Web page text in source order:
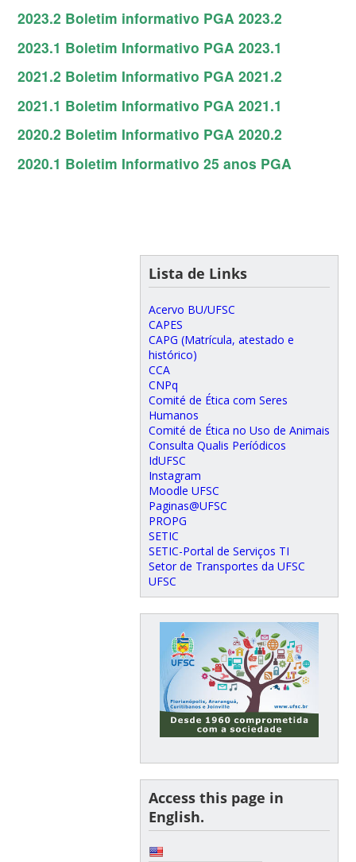
2023.2 Boletim informativo PGA 2023.2
2023.1 Boletim Informativo PGA 2023.1
2021.2 Boletim Informativo PGA 2021.2
2021.1 Boletim Informativo PGA 2021.1
2020.2 Boletim Informativo PGA 2020.2
2020.1 Boletim Informativo 25 anos PGA
Lista de Links
Acervo BU/UFSC
CAPES
CAPG (Matrícula, atestado e
histórico)
CCA
CNPq
Comité de Ética com Seres
Humanos
Comité de Ética no Uso de Animais
Consulta Qualis Períódicos
IdUFSC
Instagram
Moodle UFSC
Paginas@UFSC
PROPG
SETIC
SETIC-Portal de Serviços TI
Setor de Transportes da UFSC
UFSC
Access this page in
English.